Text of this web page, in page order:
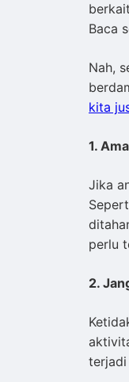
Baca
Nah,
kita
1.
Jika
perlu
2.
terjadi